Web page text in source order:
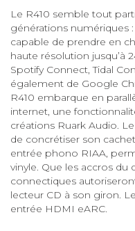
Le R410 semble tout
générations numériques
capable de prendre en
haute résolution jusqu’à
Spotify Connect, Tidal
également de Google
R410 embarque en
internet, une
créations Ruark Audio.
de concrétiser son
entrée phono RIAA,
vinyle. Que les accros du
connectiques
lecteur CD à son giron.
entrée HDMI eARC.